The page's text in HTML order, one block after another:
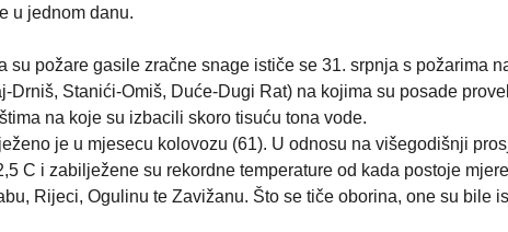
u jednom danu.
su požare gasile zračne snage ističe se 31. srpnja s požarima
Drniš, Stanići-Omiš, Duće-Dugi Rat) na kojima su posade
na koje su izbacili skoro tisuću tona vode.
je u mjesecu kolovozu (61). U odnosu na višegodišnji
C i zabilježene su rekordne temperature od kada postoje
Rijeci, Ogulinu te Zavižanu. Što se tiče oborina, one su bile